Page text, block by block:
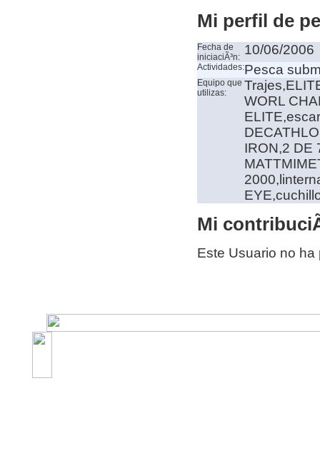
Mi perfil de
Fecha de
iniciaciÃ³n: 10/06/2006
Actividades:Pesca
Equipo que
utilizas:
WORL
IRON,2 DE
Mi
Este Usuario no